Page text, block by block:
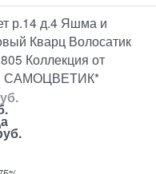
р.14 д.4 Яшма и
Кварц Волосатик
Коллекция от
САМОЦВЕТИК*